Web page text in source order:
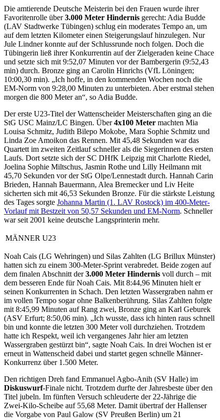
Die amtierende Deutsche Meisterin bei den Frauen wurde ihrer
Favoritenrolle über3.000 Meter Hindernis gerecht: Adia Budde
(LAV Stadtwerke Tübingen) schlug ein moderates Tempo an, um
auf dem letzten Kilometer einen Steigerungslauf hinzulegen. Nur
Jule Lindner konnte auf der Schlussrunde noch folgen. Doch die
Tübingerin ließ ihrer Konkurrentin auf der Zielgeraden keine Chace
und setzte sich mit 9:52,07 Minuten vor der Bambergerin (9:52,43
min) durch. Bronze ging an Carolin Hinrichs (VfL Löningen;
10:00,30 min). „Ich hoffe, in den kommenden Wochen noch die
EM-Norm von 9:28,00 Minuten zu unterbieten. Aber erstmal stehen
morgen die 800 Meter an“, so Adia Budde.
Der erste U23-Titel der Wattenscheider Meisterschaften ging an die
StG USC Mainz/LC Bingen. Über4x100 Meter machten Mia
Louisa Schmitz, Judith Bilepo Mokobe, Mara Sophie Schmitz und
Linda Zoe Amoikon das Rennen. Mit 45,48 Sekunden war das
Quartett im zweiten Zeitlauf schneller als die Siegerinnen des ersten
Laufs. Dort setzte sich der SC DHfK Leipzig mit Charlotte Riedel,
Joelina Sophie Miltschus, Jasmin Rothe und Lilly Heilmann mit
45,70 Sekunden vor der StG Olpe/Lennestadt durch. Hannah Carin
Brieden, Hannah Bauermann, Alea Bremecker und Liv Heite
sicherten sich mit 46,53 Sekunden Bronze. Für die stärkste Leistung
des Tages sorgte Johanna Martin (1. LAV Rostock) im 400-Meter-
Vorlauf mit Bestzeit von 50,57 Sekunden und EM-Norm. Schneller
war seit 2001 keine deutsche Langsprinterin mehr.
MÄNNER U23
Noah Cais (LG Wehringen) und Silas Zahlten (LG Brillux Münster)
hatten sich zu einem 300-Meter-Sprint verabredet. Beide zogen auf
dem finalen Abschnitt der3.000 Meter Hindernis voll durch – mit
dem besseren Ende für Noah Cais. Mit 8:44,96 Minuten hielt er
seinen Konkurrenten in Schach. Den letzten Wassergraben nahm er
im vollen Tempo sogar ohne Balkenberührung. Silas Zahlten folgte
mit 8:45,99 Minuten auf Rang zwei, Bronze ging an Karl Geburek
(ASV Erfurt; 8:50,06 min). „Ich wusste, dass ich hinten raus schnell
bin und konnte die letzten 300 Meter voll durchziehen. Trotzdem
hatte ich Respekt, weil ich vergangenes Jahr hier am letzten
Wassergraben gestürzt bin“, sagte Noah Cais. In drei Wochen ist er
erneut in Wattenscheid dabei und startet gegen schnelle Männer-
Konkurrenz über 1.500 Meter.
Den richtigen Dreh fand Emmanuel Agbo-Anih (SV Halle) im
Diskuswurf-Finale nicht. Trotzdem durfte der Jahresbeste über den
Titel jubeln. Im fünften Versuch schleuderte der 22-Jährige die
Zwei-Kilo-Scheibe auf 55,68 Meter. Damit übertraf der Hallenser
die Vorgabe von Paul Galow (SV Preußen Berlin) um 21